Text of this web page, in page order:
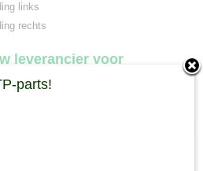
links
rechts
leverancier voor
en aanbouwwerktuigen. Wij
specialisme de Japanse
parts!